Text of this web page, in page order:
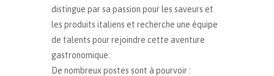
distingue par sa passion pour les saveurs et
les produits italiens et recherche une équipe
de talents pour rejoindre cette aventure
gastronomique.
De nombreux postes sont à pourvoir :